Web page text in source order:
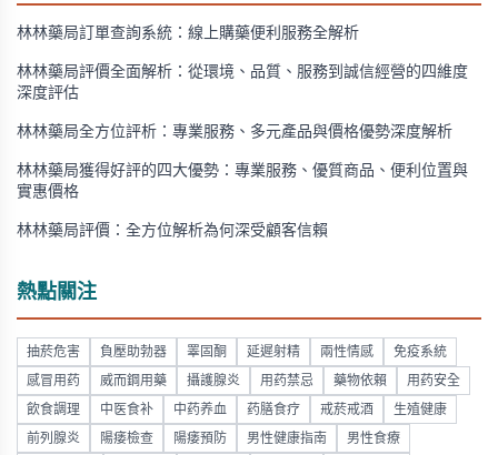
林林藥局訂單查詢系統：線上購藥便利服務全解析
林林藥局評價全面解析：從環境、品質、服務到誠信經營的四維度
深度評估
林林藥局全方位評析：專業服務、多元產品與價格優勢深度解析
林林藥局獲得好評的四大優勢：專業服務、優質商品、便利位置與
實惠價格
林林藥局評價：全方位解析為何深受顧客信賴
熱點關注
抽菸危害 負壓助勃器 睪固酮 延遲射精 兩性情感 免疫系統
感冒用药 威而鋼用藥 攝護腺炎 用药禁忌 藥物依賴 用药安全
飲食調理 中医食补 中药养血 药膳食疗 戒菸戒酒 生殖健康
前列腺炎 陽痿檢查 陽痿預防 男性健康指南 男性食療